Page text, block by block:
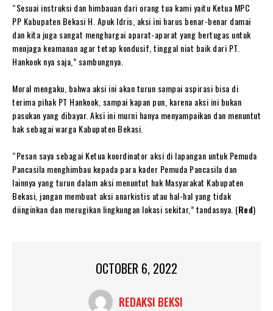
“Sesuai instruksi dan himbauan dari orang tua kami yaitu Ketua MPC
PP Kabupaten Bekasi H. Apuk Idris, aksi ini harus benar-benar damai
dan kita juga sangat menghargai aparat-aparat yang bertugas untuk
menjaga keamanan agar tetap kondusif, tinggal niat baik dari PT.
Hankook nya saja,” sambungnya.
Moral mengaku, bahwa aksi ini akan turun sampai aspirasi bisa di
terima pihak PT Hankook, sampai kapan pun, karena aksi ini bukan
pasukan yang dibayar. Aksi ini murni hanya menyampaikan dan menuntut
hak sebagai warga Kabupaten Bekasi.
“Pesan saya sebagai Ketua koordinator aksi di lapangan untuk Pemuda
Pancasila menghimbau kepada para kader Pemuda Pancasila dan
lainnya yang turun dalam aksi menuntut hak Masyarakat Kabupaten
Bekasi, jangan membuat aksi anarkistis atau hal-hal yang tidak
diinginkan dan merugikan lingkungan lokasi sekitar,” tandasnya. (Red)
OCTOBER 6, 2022
REDAKSI BEKSI